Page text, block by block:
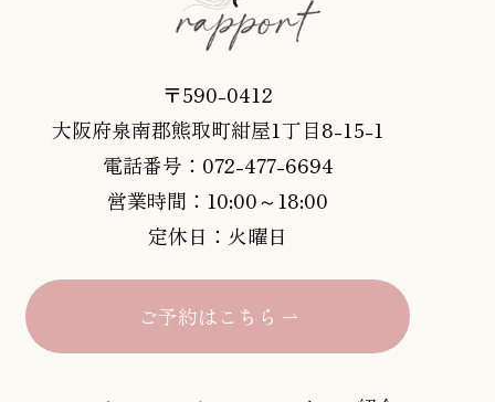
〒590-0412
大阪府泉南郡熊取町紺屋1丁目8-15-1
電話番号：072-477-6694
営業時間：10:00～18:00
定休日：火曜日
ご予約はこちら